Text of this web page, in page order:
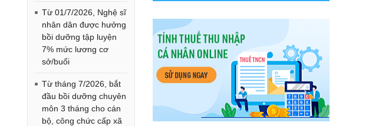
Từ 01/7/2026, Nghệ sĩ
nhân dân được hưởng
bồi dưỡng tập luyện
7% mức lương cơ
sở/buổi
Từ tháng 7/2026, bắt
đầu bồi dưỡng chuyên
môn 3 tháng cho cán
bộ, công chức cấp xã